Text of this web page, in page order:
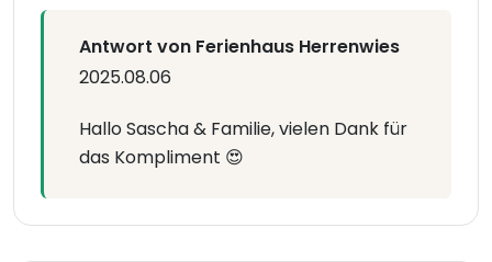
Antwort von Ferienhaus Herrenwies
2025.08.06
Hallo Sascha & Familie, vielen Dank für
das Kompliment 😍